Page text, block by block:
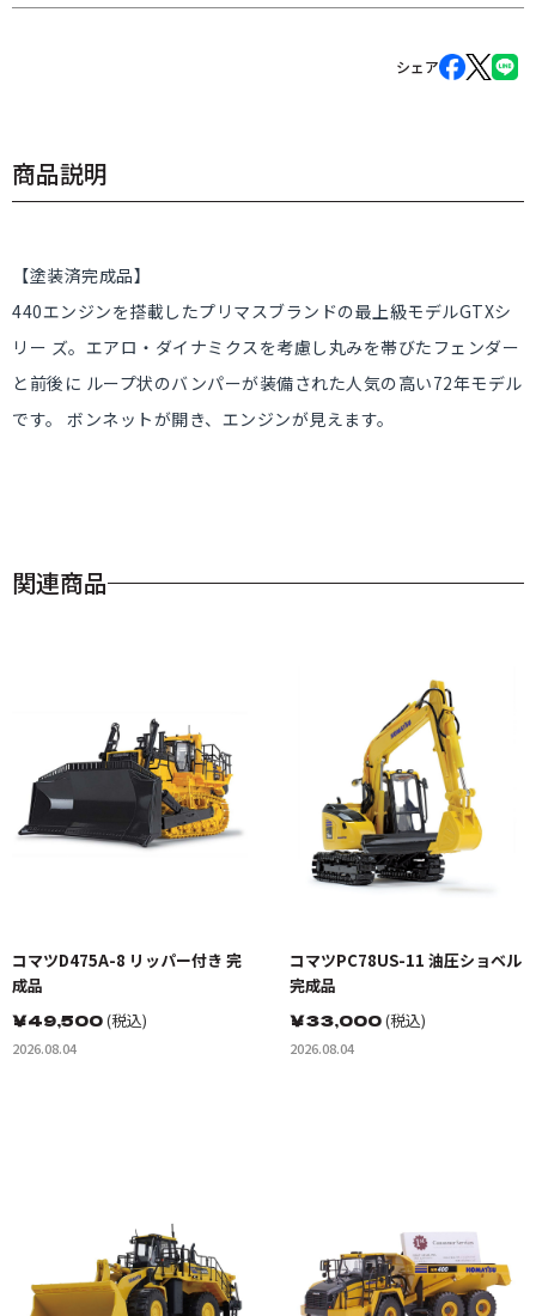
シェア
商品説明
【塗装済完成品】
440エンジンを搭載したプリマスブランドの最上級モデルGTXシ
リー ズ。エアロ・ダイナミクスを考慮し丸みを帯びたフェンダー
と前後に ループ状のバンパーが装備された人気の高い72年モデル
です。 ボンネットが開き、エンジンが見えます。
関連商品
コマツD475A-8 リッパー付き 完
成品
￥49,500(税込)
2026.08.04
コマツPC78US-11 油圧ショベル
完成品
￥33,000(税込)
2026.08.04